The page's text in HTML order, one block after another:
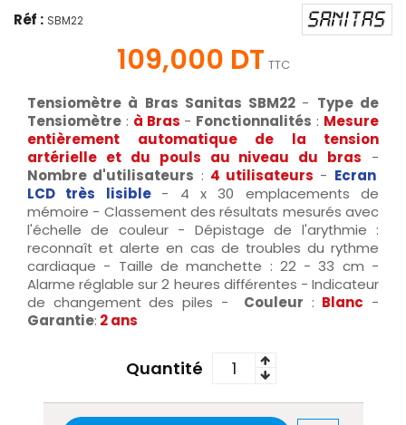
Réf : SBM22
109,000 DT TTC
Tensiomètre à Bras Sanitas SBM22 - Type de
Tensiomètre : à Bras - Fonctionnalités : Mesure
entièrement automatique de la tension
artérielle et du pouls au niveau du bras -
Nombre d'utilisateurs : 4 utilisateurs - Ecran
LCD très lisible - 4 x 30 emplacements de
mémoire - Classement des résultats mesurés avec
l'échelle de couleur - Dépistage de l'arythmie :
reconnaît et alerte en cas de troubles du rythme
cardiaque - Taille de manchette : 22 - 33 cm -
Alarme réglable sur 2 heures différentes - Indicateur
de changement des piles - Couleur : Blanc -
Garantie: 2 ans
Quantité